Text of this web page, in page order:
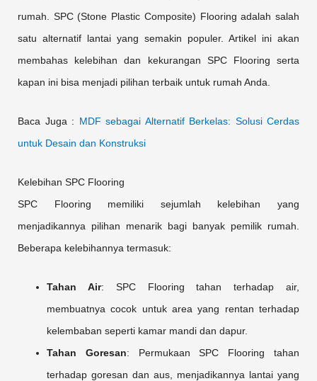
rumah. SPC (Stone Plastic Composite) Flooring adalah salah
satu alternatif lantai yang semakin populer. Artikel ini akan
membahas kelebihan dan kekurangan SPC Flooring serta
kapan ini bisa menjadi pilihan terbaik untuk rumah Anda.
Baca Juga : MDF sebagai Alternatif Berkelas: Solusi Cerdas
untuk Desain dan Konstruksi
Kelebihan SPC Flooring
SPC Flooring memiliki sejumlah kelebihan yang
menjadikannya pilihan menarik bagi banyak pemilik rumah.
Beberapa kelebihannya termasuk:
Tahan Air: SPC Flooring tahan terhadap air,
membuatnya cocok untuk area yang rentan terhadap
kelembaban seperti kamar mandi dan dapur.
Tahan Goresan: Permukaan SPC Flooring tahan
terhadap goresan dan aus, menjadikannya lantai yang